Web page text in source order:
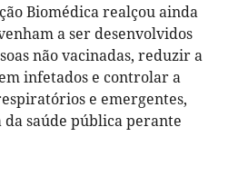
Biomédica realçou ainda
a ser desenvolvidos
não vacinadas, reduzir a
infetados e controlar a
e emergentes,
saúde pública perante